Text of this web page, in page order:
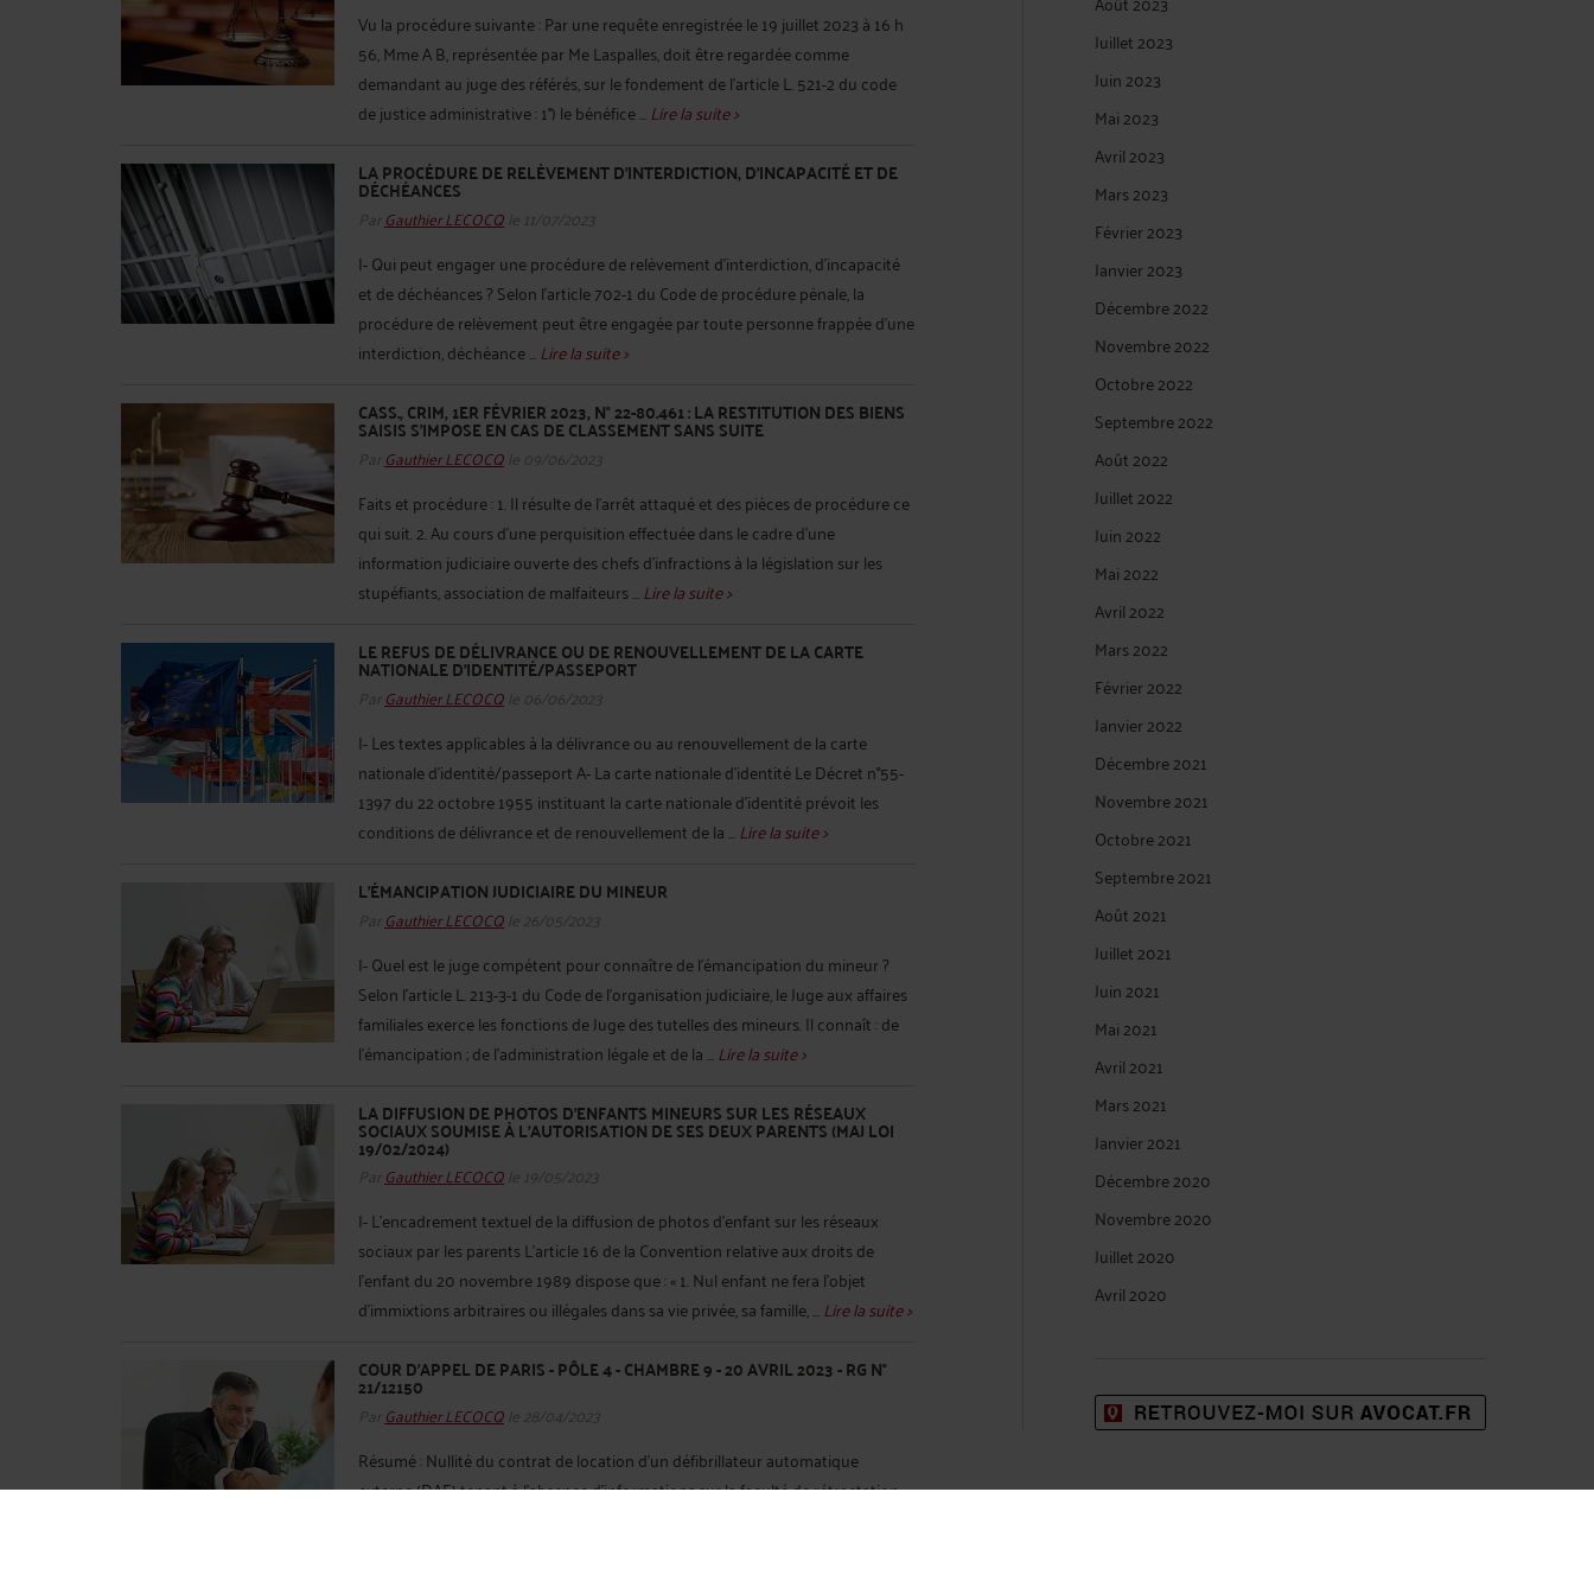
Vu la procédure suivante : Par une requête enregistrée le 19 juillet 2023 à 16 h
56, Mme A B, représentée par Me Laspalles, doit être regardée comme
demandant au juge des référés, sur le fondement de l'article L. 521-2 du code
de justice administrative : 1°) le bénéfice ...Lire la suite >
LA PROCÉDURE DE RELÈVEMENT D’INTERDICTION, D’INCAPACITÉ ET DE
DÉCHÉANCES
Par Gauthier LECOCQ le 11/07/2023
I- Qui peut engager une procédure de relèvement d’interdiction, d’incapacité
et de déchéances ? Selon l’article 702-1 du Code de procédure pénale, la
procédure de relèvement peut être engagée par toute personne frappée d'une
interdiction, déchéance ...Lire la suite >
CASS., CRIM, 1ER FÉVRIER 2023, N° 22-80.461 : LA RESTITUTION DES BIENS
SAISIS S’IMPOSE EN CAS DE CLASSEMENT SANS SUITE
Par Gauthier LECOCQ le 09/06/2023
Faits et procédure : 1. Il résulte de l'arrêt attaqué et des pièces de procédure ce
qui suit. 2. Au cours d'une perquisition effectuée dans le cadre d'une
information judiciaire ouverte des chefs d'infractions à la législation sur les
stupéfiants, association de malfaiteurs ...Lire la suite >
LE REFUS DE DÉLIVRANCE OU DE RENOUVELLEMENT DE LA CARTE
NATIONALE D’IDENTITÉ/PASSEPORT
Par Gauthier LECOCQ le 06/06/2023
I- Les textes applicables à la délivrance ou au renouvellement de la carte
nationale d’identité/passeport A- La carte nationale d’identité Le Décret n°55-
1397 du 22 octobre 1955 instituant la carte nationale d'identité prévoit les
conditions de délivrance et de renouvellement de la ...Lire la suite >
L’ÉMANCIPATION JUDICIAIRE DU MINEUR
Par Gauthier LECOCQ le 26/05/2023
I- Quel est le juge compétent pour connaître de l’émancipation du mineur ?
Selon l’article L. 213-3-1 du Code de l'organisation judiciaire, le Juge aux affaires
familiales exerce les fonctions de Juge des tutelles des mineurs. Il connaît : de
l'émancipation ; de l'administration légale et de la ...Lire la suite >
LA DIFFUSION DE PHOTOS D’ENFANTS MINEURS SUR LES RÉSEAUX
SOCIAUX SOUMISE À L’AUTORISATION DE SES DEUX PARENTS (MAJ LOI
19/02/2024)
Par Gauthier LECOCQ le 19/05/2023
I- L’encadrement textuel de la diffusion de photos d’enfant sur les réseaux
sociaux par les parents L’article 16 de la Convention relative aux droits de
l'enfant du 20 novembre 1989 dispose que : « 1. Nul enfant ne fera l'objet
d'immixtions arbitraires ou illégales dans sa vie privée, sa famille, ...Lire la suite >
COUR D'APPEL DE PARIS - PÔLE 4 - CHAMBRE 9 - 20 AVRIL 2023 - RG N°
21/12150
Par Gauthier LECOCQ le 28/04/2023
Résumé : Nullité du contrat de location d'un défibrillateur automatique
externe (DAE) tenant à l'absence d'informations sur la faculté de rétractation
Juillet 2023
Juin 2023
Mai 2023
Avril 2023
Mars 2023
Février 2023
Janvier 2023
Décembre 2022
Novembre 2022
Octobre 2022
Septembre 2022
Août 2022
Juillet 2022
Juin 2022
Mai 2022
Avril 2022
Mars 2022
Février 2022
Janvier 2022
Décembre 2021
Novembre 2021
Octobre 2021
Septembre 2021
Août 2021
Juillet 2021
Juin 2021
Mai 2021
Avril 2021
Mars 2021
Janvier 2021
Décembre 2020
Novembre 2020
Juillet 2020
Avril 2020